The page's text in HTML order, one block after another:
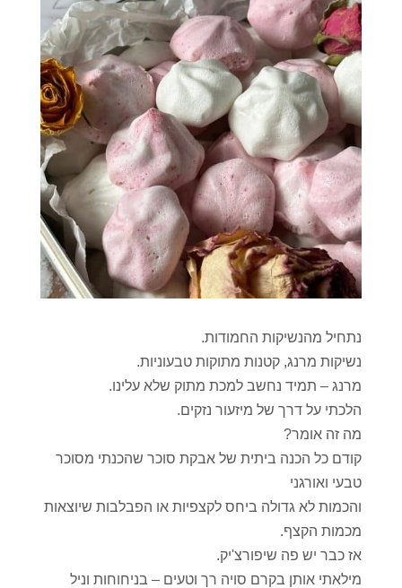
נתחיל מהנשיקות החמודות.
נשיקות מרנג, קטנות מתוקות טבעוניות.
מרנג – תמיד נחשב למכת מתוק שלא עלינו.
הלכתי על דרך של מיזעור נזקים.
מה זה אומר?
קודם כל הכנה ביתית של אבקת סוכר שהכנתי מסוכר
טבעי ואורגני
והכמות לא גדולה ביחס לקצפיות או הפבלבות שיוצאות
מכמות הקצף.
אז כבר יש פה שיפורצ'יק.
מילאתי אותן בקרם סויה רך וטעים – בניחוחות וניל